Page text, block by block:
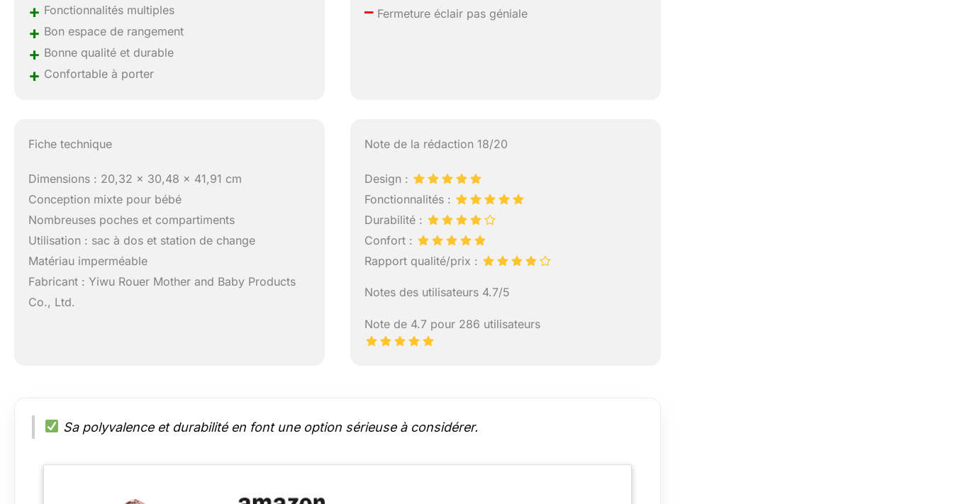
+ Fonctionnalités multiples
+ Bon espace de rangement
+ Bonne qualité et durable
+ Confortable à porter
– Fermeture éclair pas géniale
Fiche technique
Dimensions : 20,32 x 30,48 x 41,91 cm
Conception mixte pour bébé
Nombreuses poches et compartiments
Utilisation : sac à dos et station de change
Matériau imperméable
Fabricant : Yiwu Rouer Mother and Baby Products
Co., Ltd.
Note de la rédaction 18/20
Design :
Fonctionnalités :
Durabilité :
Confort :
Rapport qualité/prix :
Notes des utilisateurs 4.7/5
Note de 4.7 pour 286 utilisateurs
Sa polyvalence et durabilité en font une option sérieuse à considérer.